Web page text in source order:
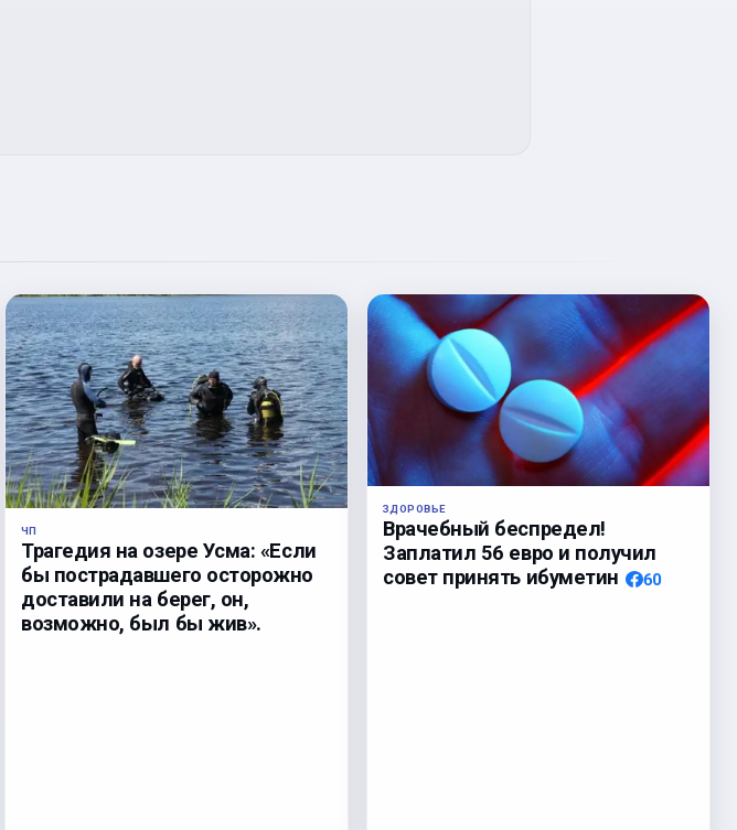
ЧП
Трагедия на озере Усма: «Если
бы пострадавшего осторожно
доставили на берег, он,
возможно, был бы жив».
ЗДОРОВЬЕ
Врачебный беспредел!
Заплатил 56 евро и получил
совет принять ибуметин
60